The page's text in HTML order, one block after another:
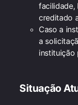
facilidade,
creditado
Caso a
a
instituição
Situação